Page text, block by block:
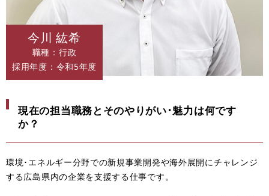
今川 紘希
職種：行政
採用年度：令和5年度
現在の担当職務とそのやりがい･魅力は何です
か？
環境･エネルギー分野での新規事業開発や海外展開にチャレンジ
する広島県内の企業を支援する仕事です。